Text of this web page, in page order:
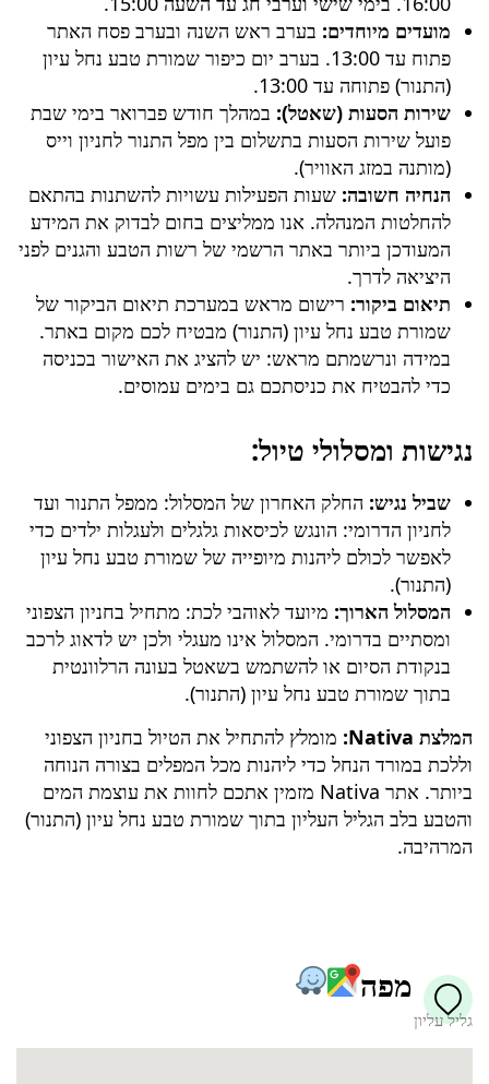
מועדים מיוחדים: בערב ראש השנה ובערב פסח האתר
פתוח עד 13:00. בערב יום כיפור
שמורת טבע נחל עיון
(התנור) פתוחה עד 13:00.
שירות הסעות (שאטל): במהלך חודש פברואר בימי שבת
פועל שירות הסעות בתשלום בין מפל התנור לחניון וייס
(מותנה במזג האוויר).
הנחיה חשובה: שעות הפעילות עשויות להשתנות בהתאם
להחלטות המנהלה. אנו ממליצים בחום לבדוק את המידע
המעודכן ביותר באתר הרשמי של רשות הטבע והגנים לפני
היציאה לדרך.
תיאום ביקור: רישום מראש במערכת תיאום הביקור של
שמורת טבע נחל עיון (התנור) מבטיח לכם מקום באתר.
במידה ונרשמתם מראש: יש להציג את האישור בכניסה
כדי להבטיח את כניסתכם גם בימים עמוסים.
נגישות ומסלולי טיול:
שביל נגיש: החלק האחרון של המסלול: ממפל התנור ועד
לחניון הדרומי: הונגש לכיסאות גלגלים ולעגלות ילדים כדי
לאפשר לכולם ליהנות מיופייה של שמורת טבע נחל עיון
(התנור).
המסלול הארוך: מיועד לאוהבי לכת: מתחיל בחניון הצפוני
ומסתיים בדרומי. המסלול אינו מעגלי ולכן יש לדאוג לרכב
בנקודת הסיום או להשתמש בשאטל בעונה הרלוונטית
בתוך שמורת טבע נחל עיון (התנור).
המלצת Nativa:
מומלץ להתחיל את הטיול בחניון הצפוני
וללכת במורד הנחל כדי ליהנות מכל המפלים בצורה הנוחה
ביותר. אתר Nativa מזמין אתכם לחוות את עוצמת המים
והטבע בלב הגליל העליון בתוך שמורת טבע נחל עיון (התנור)
המרהיבה.
מפה
גליל עליון